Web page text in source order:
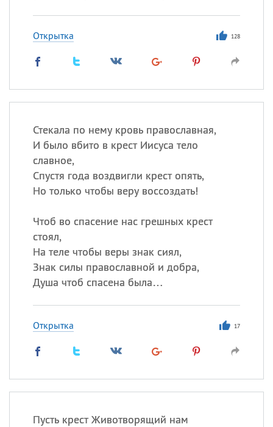
Открытка 128
Стекала по нему кровь православная,
И было вбито в крест Иисуса тело
славное,
Спустя года воздвигли крест опять,
Но только чтобы веру воссоздать!
Чтоб во спасение нас грешных крест
стоял,
На теле чтобы веры знак сиял,
Знак силы православной и добра,
Душа чтоб спасена была…
Открытка 17
Пусть крест Животворящий нам
происхождение